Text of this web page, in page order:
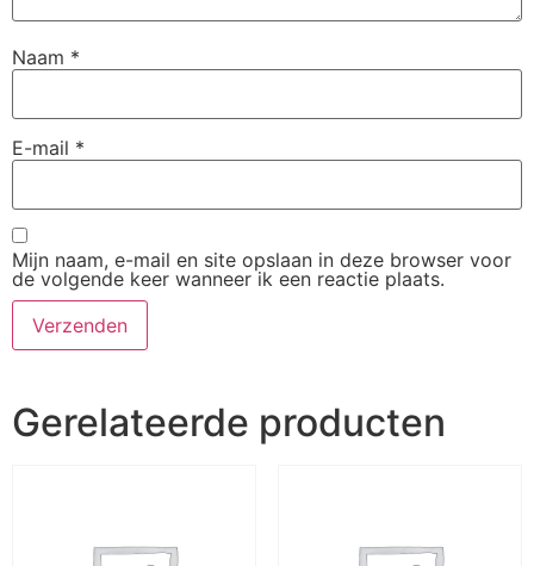
Naam *
E-mail *
Mijn naam, e-mail en site opslaan in deze browser voor
de volgende keer wanneer ik een reactie plaats.
Gerelateerde producten